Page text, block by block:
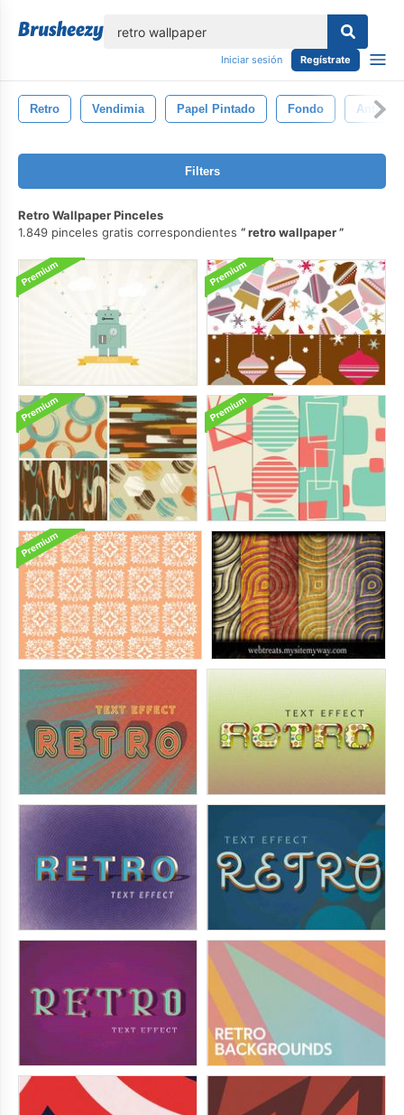
Iniciar sesión Regístrate
Retro Vendimia Papel Pintado Fondo Antiguo
Filters
Retro Wallpaper Pinceles
1.849 pinceles gratis correspondientes
retro wallpaper